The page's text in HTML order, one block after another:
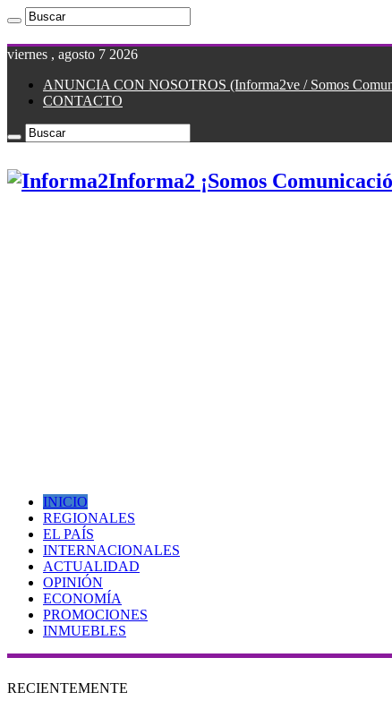
viernes , agosto 7 2026
ANUNCIA CON NOSOTROS (Informa2ve / Somos
CONTACTO
Informa2 ¡Somos
INICIO
REGIONALES
EL PAÍS
INTERNACIONALES
ACTUALIDAD
OPINIÓN
ECONOMÍA
PROMOCIONES
INMUEBLES
RECIENTEMENTE